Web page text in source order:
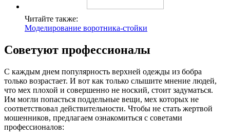
Читайте также:
Моделирование воротника-стойки
Советуют профессионалы
С каждым днем популярность верхней одежды из бобра
только возрастает. И вот как только слышите мнение людей,
что мех плохой и совершенно не ноский, стоит задуматься.
Им могли попасться поддельные вещи, мех которых не
соответствовал действительности. Чтобы не стать жертвой
мошенников, предлагаем ознакомиться с советами
профессионалов: